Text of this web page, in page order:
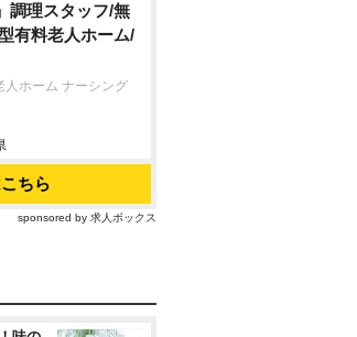
調理スタッフ/無
有料老人ホーム/
ホーム ナーシング
ちら
sponsored by 求人ボックス